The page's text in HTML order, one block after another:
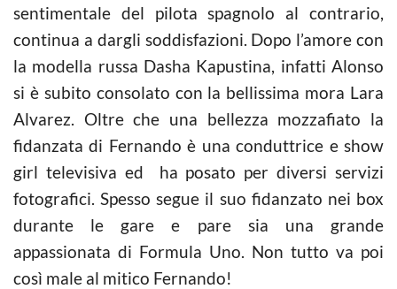
sentimentale del pilota spagnolo al contrario,
continua a dargli soddisfazioni. Dopo l’amore con
la modella russa Dasha Kapustina, infatti Alonso
si è subito consolato con la bellissima mora Lara
Alvarez. Oltre che una bellezza mozzafiato la
fidanzata di Fernando è una conduttrice e show
girl televisiva ed ha posato per diversi servizi
fotografici. Spesso segue il suo fidanzato nei box
durante le gare e pare sia una grande
appassionata di Formula Uno. Non tutto va poi
così male al mitico Fernando!